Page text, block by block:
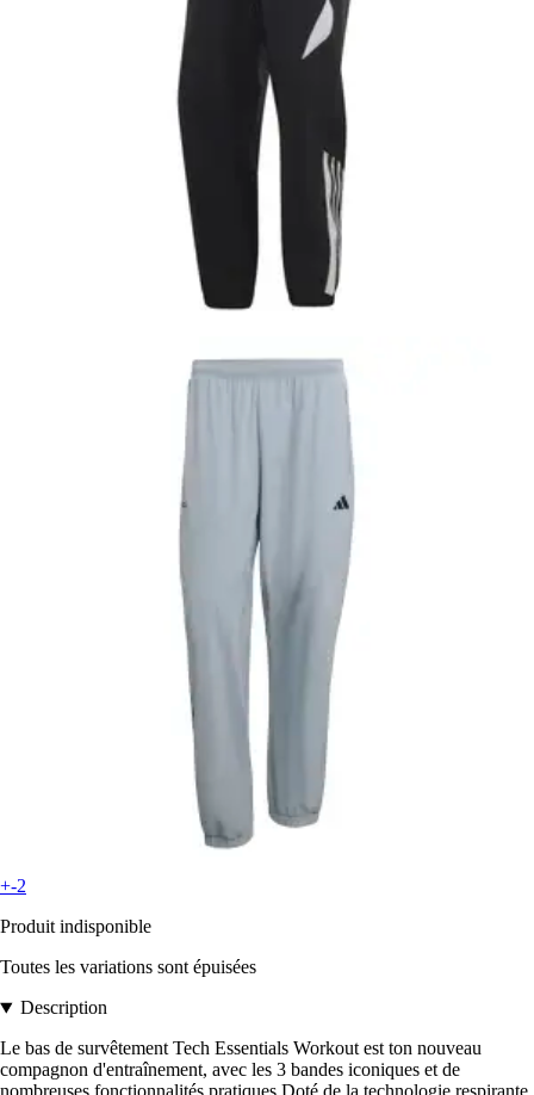
+-2
Produit indisponible
Toutes les variations sont épuisées
Description
Le bas de survêtement Tech Essentials Workout est ton nouveau
compagnon d'entraînement, avec les 3 bandes iconiques et de